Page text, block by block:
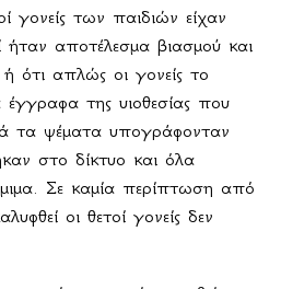
γονείς των παιδιών είχαν
ήταν αποτέλεσμα βιασμού και
ότι απλώς οι γονείς το
έγγραφα της υιοθεσίας που
τα ψέματα υπογράφονταν
στο δίκτυο και όλα
Σε καμία περίπτωση από
οι θετοί γονείς δεν